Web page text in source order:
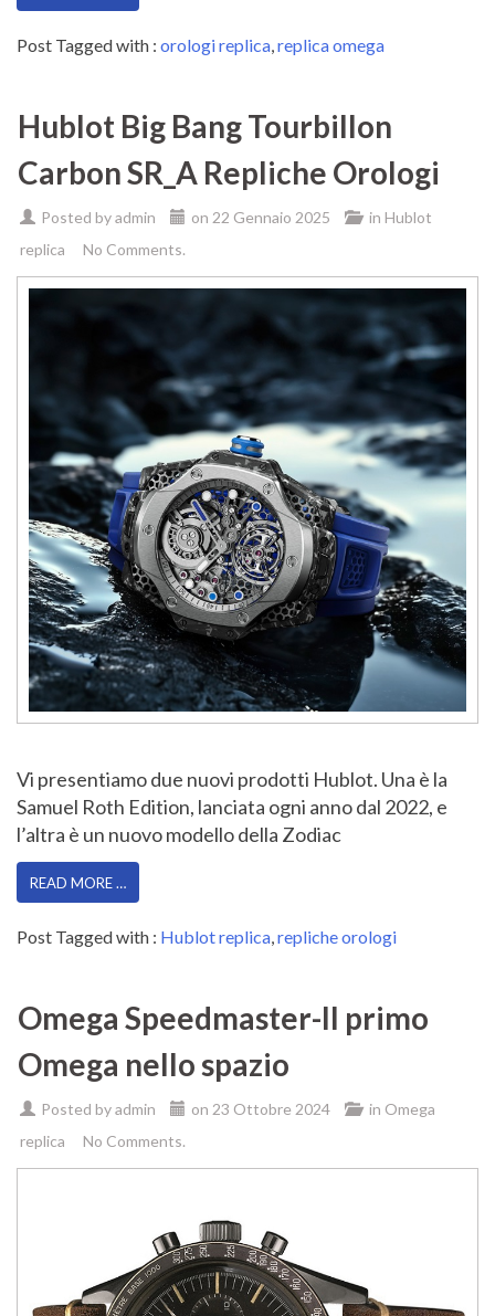
Post Tagged with : orologi replica replica omega
Hublot Big Bang Tourbillon
Carbon SR_A Repliche Orologi
Posted byadmin on 22 Gennaio 2025 in Hublot
replica
No Comments.
Vi presentiamo due nuovi prodotti Hublot. Una è la
Samuel Roth Edition, lanciata ogni anno dal 2022, e
l’altra è un nuovo modello della Zodiac
READ MORE …
Post Tagged with : Hublot replica,repliche orologi
Omega Speedmaster-Il primo
Omega nello spazio
Posted byadmin on 23 Ottobre 2024 in Omega
replica
No Comments.